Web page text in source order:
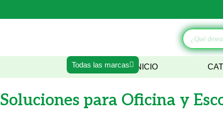
al
Búsqueda
de
productos
Todas las marcas INICIO
Soluciones para Oficina y